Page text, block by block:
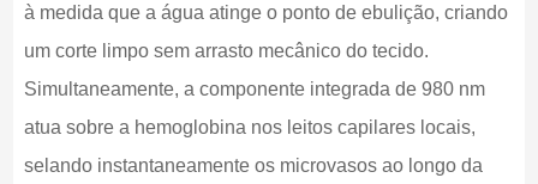
à medida que a água atinge o ponto de ebulição, criando
um corte limpo sem arrasto mecânico do tecido.
Simultaneamente, a componente integrada de 980 nm
atua sobre a hemoglobina nos leitos capilares locais,
selando instantaneamente os microvasos ao longo da